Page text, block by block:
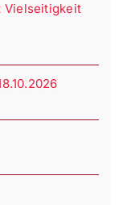
Vielseitigkeit